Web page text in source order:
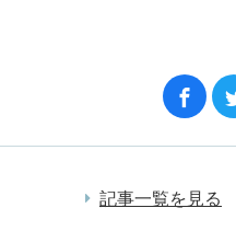
記事一覧を見る